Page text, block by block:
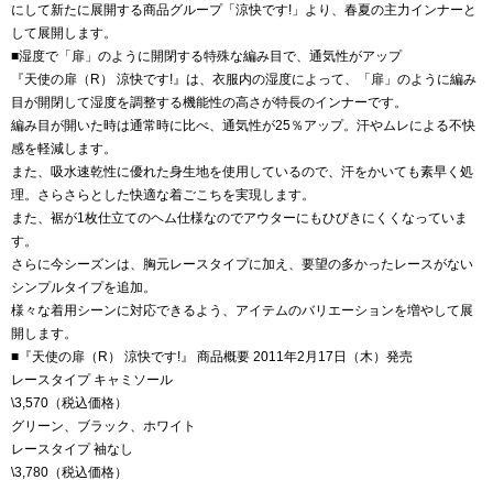
にして新たに展開する商品グループ「涼快です!」より、春夏の主力インナーと
して展開します。
■湿度で「扉」のように開閉する特殊な編み目で、通気性がアップ
『天使の扉（R） 涼快です!』は、衣服内の湿度によって、「扉」のように編み
目が開閉して湿度を調整する機能性の高さが特長のインナーです。
編み目が開いた時は通常時に比べ、通気性が25％アップ。汗やムレによる不快
感を軽減します。
また、吸水速乾性に優れた身生地を使用しているので、汗をかいても素早く処
理。さらさらとした快適な着ごこちを実現します。
また、裾が1枚仕立てのヘム仕様なのでアウターにもひびきにくくなっていま
す。
さらに今シーズンは、胸元レースタイプに加え、要望の多かったレースがない
シンプルタイプを追加。
様々な着用シーンに対応できるよう、アイテムのバリエーションを増やして展
開します。
■『天使の扉（R） 涼快です!』 商品概要 2011年2月17日（木）発売
レースタイプ キャミソール
\3,570（税込価格）
グリーン、ブラック、ホワイト
レースタイプ 袖なし
\3,780（税込価格）